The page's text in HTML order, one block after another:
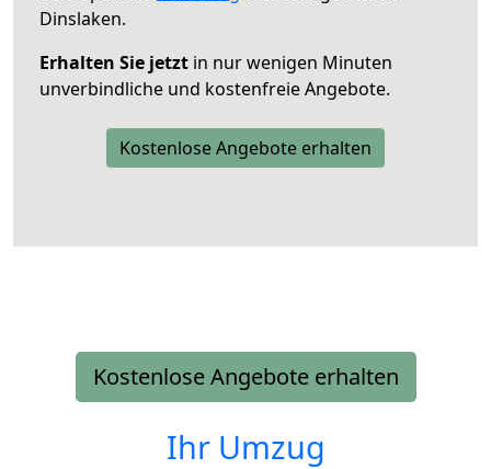
Dinslaken.
Erhalten Sie jetzt in nur wenigen Minuten
unverbindliche und kostenfreie Angebote.
Kostenlose Angebote erhalten
Kostenlose Angebote erhalten
Ihr Umzug